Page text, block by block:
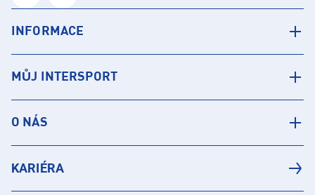
INFORMACE
MŮJ INTERSPORT
O NÁS
KARIÉRA